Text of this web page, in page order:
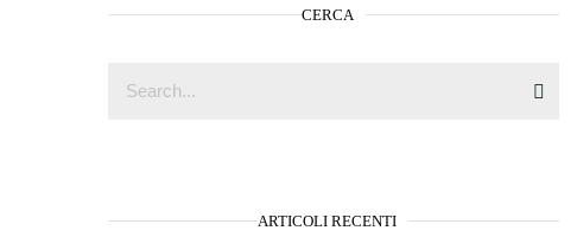
CERCA
ARTICOLI RECENTI